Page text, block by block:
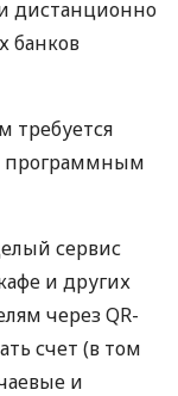
дистанционно
банков
требуется
программным
сервис
и других
через QR-
счет (в том
и